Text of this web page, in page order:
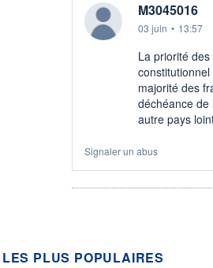
M3045016
03 juin • 13:57
La priorité
majorité des
déchéance de
autre pays
Signaler un abus
LES PLUS POPULAIRES